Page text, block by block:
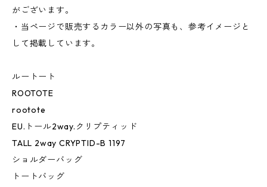
がございます。
・当ページで販売するカラー以外の写真も、参考イメージと
して掲載しています。
ルートート
ROOTOTE
rootote
EU.トール2way.クリプティッド
TALL 2way CRYPTID-B 1197
ショルダーバッグ
トートバッグ